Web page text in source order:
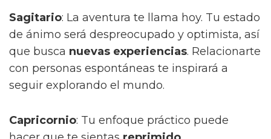
Sagitario: La aventura te llama hoy. Tu estado
de ánimo será despreocupado y optimista, así
que busca nuevas experiencias. Relacionarte
con personas espontáneas te inspirará a
seguir explorando el mundo.
Capricornio: Tu enfoque práctico puede